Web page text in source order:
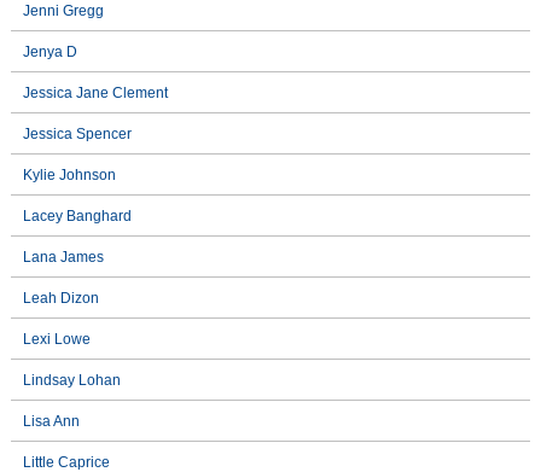
Jenni Gregg
Jenya D
Jessica Jane Clement
Jessica Spencer
Kylie Johnson
Lacey Banghard
Lana James
Leah Dizon
Lexi Lowe
Lindsay Lohan
Lisa Ann
Little Caprice